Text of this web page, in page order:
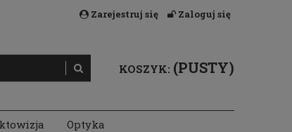
Zarejestruj się Zaloguj się
KOSZYK: (PUSTY)
Optyka